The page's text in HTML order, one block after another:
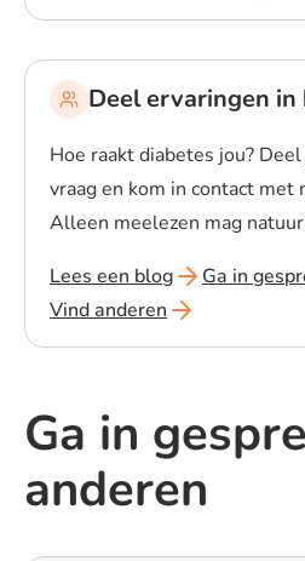
Deel ervaringen
Hoe raakt diabetes jou?
vraag en kom in contact met
Alleen meelezen mag
Lees een blog
Ga in
Vind anderen
Ga in
anderen